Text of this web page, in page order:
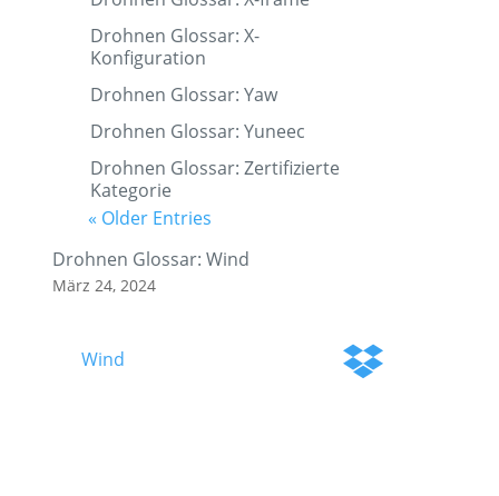
Drohnen Glossar: X-
Konfiguration
Drohnen Glossar: Yaw
Drohnen Glossar: Yuneec
Drohnen Glossar: Zertifizierte
Kategorie
« Older Entries
Drohnen Glossar: Wind
März 24, 2024
Wind